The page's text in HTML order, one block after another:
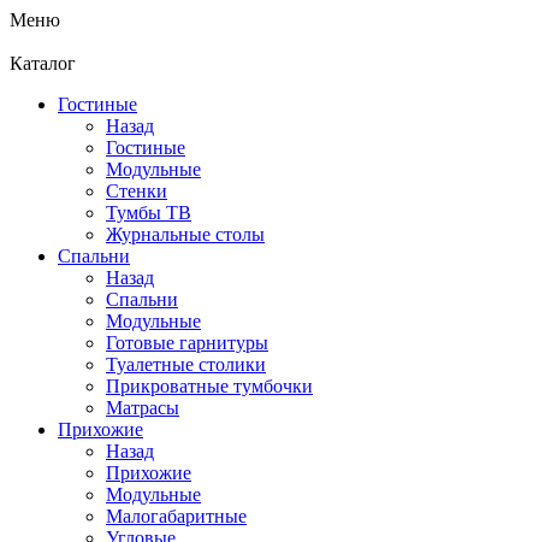
Меню
Каталог
Гостиные
Назад
Гостиные
Модульные
Стенки
Тумбы ТВ
Журнальные столы
Спальни
Назад
Спальни
Модульные
Готовые гарнитуры
Туалетные столики
Прикроватные тумбочки
Матрасы
Прихожие
Назад
Прихожие
Модульные
Малогабаритные
Угловые